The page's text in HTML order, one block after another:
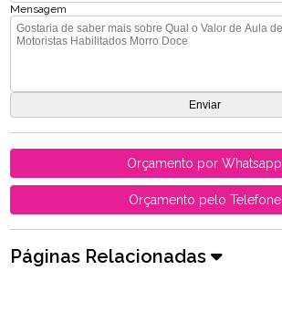
Mensagem
Orçamento por Whatsapp
Orçamento pelo Telefone
Páginas Relacionadas